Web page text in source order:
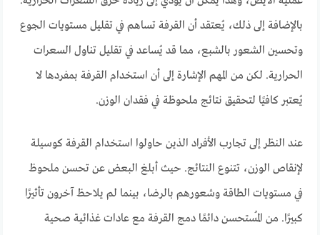
بالإضافة إلى ذلك، يُعتقد أن القرفة تساهم في تقليل مستويات الجوع
وتحسين الشعور بالشبع، مما قد يُساعد في تقليل تناول السعرات
الحرارية. لكن من المهم الإشارة إلى أن استخدام القرفة بمفردها لا
يُعتبر كافيًا لتحقيق نتائج ملحوظة في فقدان الوزن.
عند النظر إلى تجارب الأفراد الذين حاولوا استخدام القرفة كوسيلة
لإنقاص الوزن، تتنوع النتائج. حيث أبلغ البعض عن تحسن ملحوظ
في مستويات الطاقة وشعورهم بالرضا، بينما لم يلاحظ آخرون تأثيرًا
كبيرًا. من المُستحسن دائمًا دمج القرفة مع عادات غذائية صحية